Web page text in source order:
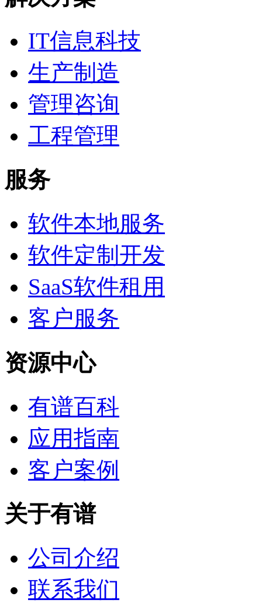
IT信息科技
生产制造
管理咨询
工程管理
服务
软件本地服务
软件定制开发
SaaS软件租用
客户服务
资源中心
有谱百科
应用指南
客户案例
关于有谱
公司介绍
联系我们